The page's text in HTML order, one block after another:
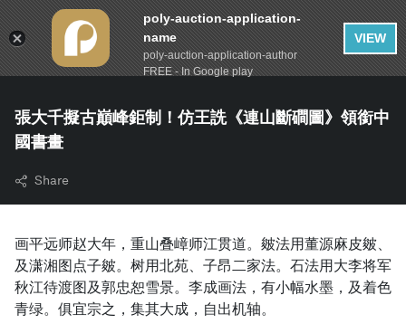
張大千擬古巔峰鉅制！仿王詵《連山斷磵圖》領銜中
國書畫
Share
画平远师赵大年，重山叠嶂师江贯道。皴法用董源麻皮皴、
及潇湘图点子皴。树用北苑、子昂二家法。石法用大李将军
秋江待渡图及郭忠恕雪景。李成画法，有小幅水墨，及着色
青绿。俱宜宗之，集其大成，自出机轴。
poly-auction-application-
name
poly-auction-application-author
FREE - In Google play
VIEW